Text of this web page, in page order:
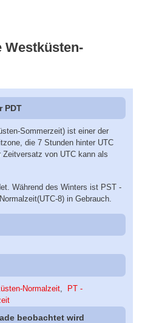
Westküsten-
PDT
Sommerzeit) ist einer der
die 7 Stunden hinter UTC
von UTC kann als
Während des Winters ist PST -
8) in Gebrauch.
Normalzeit
PT -
beobachtet wird